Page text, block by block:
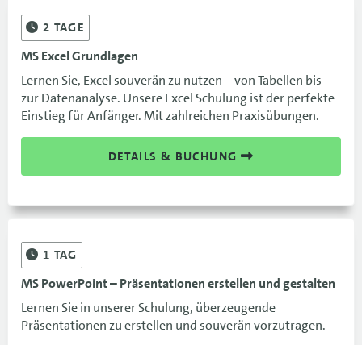
2 TAGE
MS Excel Grundlagen
Lernen Sie, Excel souverän zu nutzen – von Tabellen bis
zur Datenanalyse. Unsere Excel Schulung ist der perfekte
Einstieg für Anfänger. Mit zahlreichen Praxisübungen.
DETAILS & BUCHUNG
1 TAG
MS PowerPoint – Präsentationen erstellen und gestalten
Lernen Sie in unserer Schulung, überzeugende
Präsentationen zu erstellen und souverän vorzutragen.